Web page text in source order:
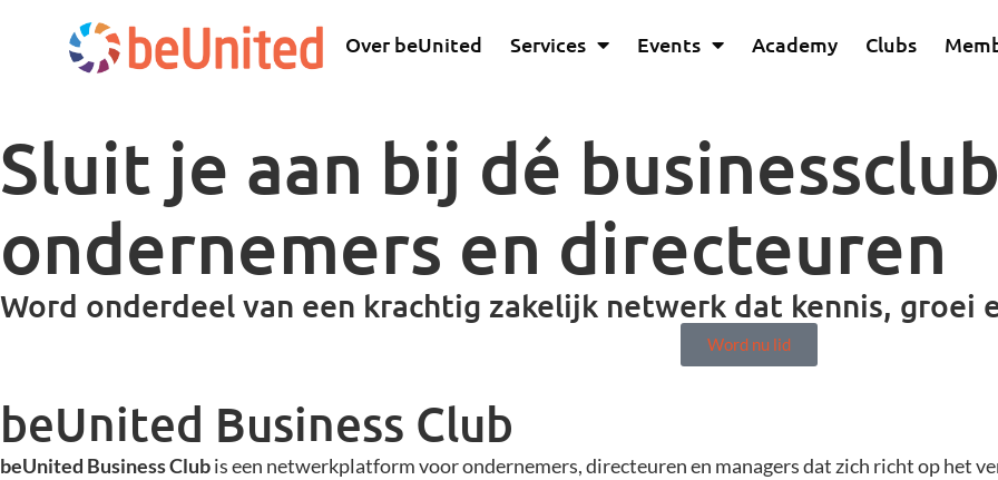
Over beUnited Services Events Academy Clubs
Sluit je aan bij dé
ondernemers en directeuren
Word onderdeel van een krachtig zakelijk netwerk dat kennis, groei
Word nu lid
beUnited Business Club
beUnited Business Clubis een netwerkplatform voor ondernemers, directeuren en managers dat zich richt op het